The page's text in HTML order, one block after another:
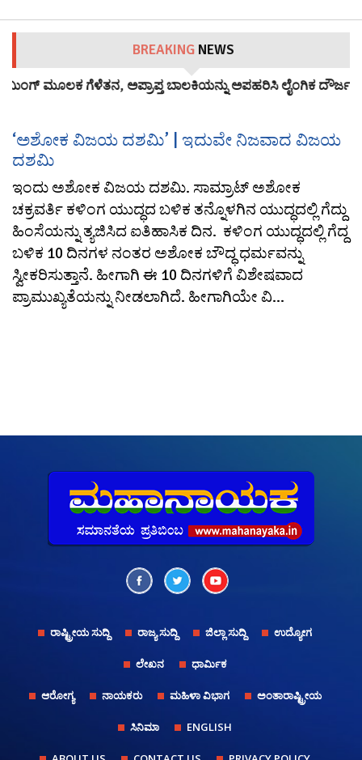
BREAKING NEWS
ಮೂಲಕ ಗೆಳೆತನ, ಅಪ್ರಾಪ್ತ ಬಾಲಕಿಯನ್ನು ಅಪಹರಿಸಿ ಲೈಂಗಿಕ
‘ಅಶೋಕ ವಿಜಯ ದಶಮಿ’ | ಇದುವೇ ನಿಜವಾದ ವಿಜಯ
ದಶಮಿ
ಇಂದು ಅಶೋಕ ವಿಜಯ ದಶಮಿ. ಸಾಮ್ರಾಟ್ ಅಶೋಕ
ಚಕ್ರವರ್ತಿ ಕಳಿಂಗ ಯುದ್ಧದ ಬಳಿಕ ತನ್ನೊಳಗಿನ ಯುದ್ಧದಲ್ಲಿ ಗೆದ್ದು
ಹಿಂಸೆಯನ್ನು ತ್ಯಜಿಸಿದ ಐತಿಹಾಸಿಕ ದಿನ. ಕಳಿಂಗ ಯುದ್ಧದಲ್ಲಿ ಗೆದ್ದ
ಬಳಿಕ 10 ದಿನಗಳ ನಂತರ ಅಶೋಕ ಬೌದ್ಧ ಧರ್ಮವನ್ನು
ಸ್ವೀಕರಿಸುತ್ತಾನೆ. ಹೀಗಾಗಿ ಈ 10 ದಿನಗಳಿಗೆ ವಿಶೇಷವಾದ
ಪ್ರಾಮುಖ್ಯತೆಯನ್ನು ನೀಡಲಾಗಿದೆ. ಹೀಗಾಗಿಯೇ ವಿ...
ರಾಷ್ಟ್ರೀಯ ಸುದ್ದಿ ರಾಜ್ಯ ಸುದ್ದಿ ಜಿಲ್ಲಾ ಸುದ್ದಿ ಉದ್ಯೋಗ
ಲೇಖನ ಧಾರ್ಮಿಕ
ಆರೋಗ್ಯ ನಾಯಕರು ಮಹಿಳಾ ವಿಭಾಗ ಅಂತಾರಾಷ್ಟ್ರೀಯ
ಸಿನಿಮಾ ENGLISH